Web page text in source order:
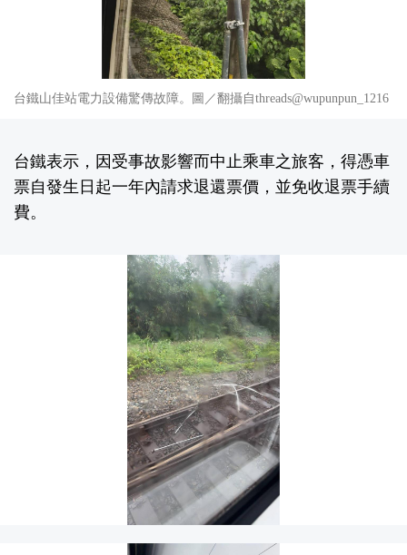
台鐵山佳站電力設備驚傳故障。圖／翻攝自threads@wupunpun_1216
台鐵表示，因受事故影響而中止乘車之旅客，得憑車
票自發生日起一年內請求退還票價，並免收退票手續
費。